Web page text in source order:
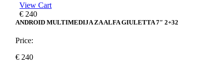
View Cart
€ 240
ANDROID MULTIMEDIJA ZA ALFA GIULETTA 7″ 2+32
Price:
€ 240